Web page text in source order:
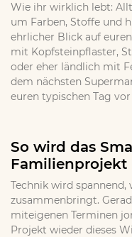
Wie ihr wirklich lebt:
um Farben, Stoffe und
ehrlicher Blick auf
mit Kopfsteinpflaster,
oder eher ländlich mit
dem nächsten
euren typischen Tag
So wird das
Familienprojekt
Technik wird spannend,
zusammenbringt.
miteigenen Terminen
Projekt wieder dieses